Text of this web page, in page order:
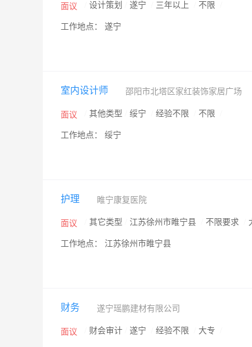
面议 设计策划 遂宁 三年以上 不限
工作地点： 遂宁
室内设计师 邵阳市北塔区家红装饰家居广场
面议 其他类型 绥宁 经验不限 不限
工作地点： 绥宁
护理 睢宁康复医院
面议 其它类型 江苏徐州市睢宁县 不限要求
工作地点： 江苏徐州市睢宁县
财务 遂宁瑶鹏建材有限公司
面议 财会审计 遂宁 经验不限 大专